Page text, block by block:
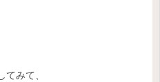
みて、